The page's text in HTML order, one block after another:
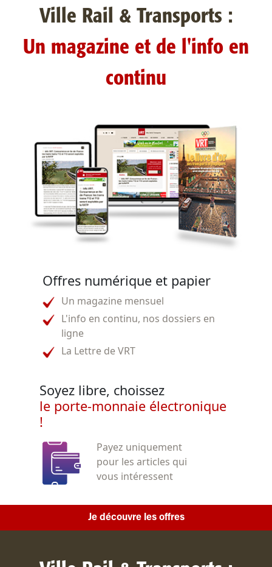
Ville Rail & Transports :
Un magazine et de l'info en
continu
Offres numérique et papier
Un magazine mensuel
L'info en continu, nos dossiers en
ligne
La Lettre de VRT
Soyez libre, choissez
le porte-monnaie électronique
!
Payez uniquement
pour les articles qui
vous intéressent
Je découvre les offres